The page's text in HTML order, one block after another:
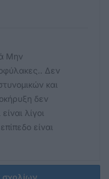
Μην
Δεν
και
δεν
λίγοι
είναι